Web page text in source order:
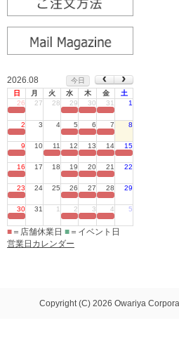
2026.08
今日
日
月 火 水 木 金
土
26
27 28 29 30 31 1
2 3 4 5 6 7 8
9 10 11 12 13 14 15
16 17 18 19 20 21 22
23 24 25 26 27 28 29
30 31 1 2 3 4 5
■ ＝店舗休業日 ■ ＝イベント日
営業日カレンダー
Copyright (C) 2026 Owariya